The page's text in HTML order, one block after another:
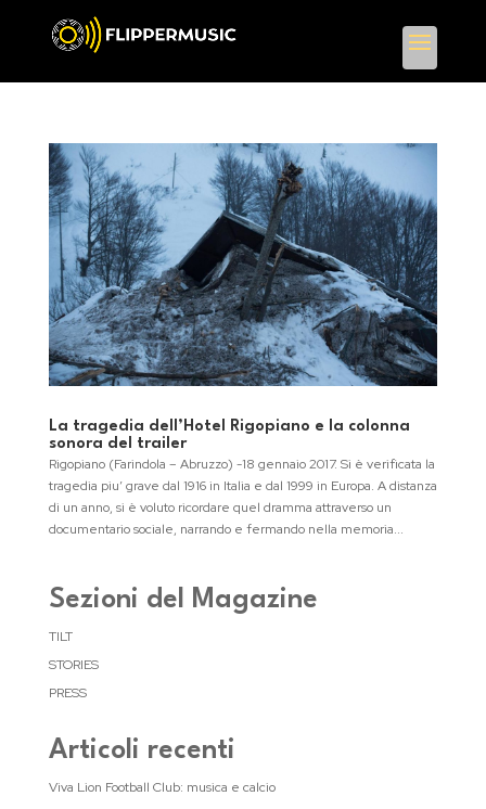
La tragedia dell’Hotel Rigopiano e la colonna
sonora del trailer
Rigopiano (Farindola – Abruzzo) -18 gennaio 2017. Si è verificata la
tragedia piu’ grave dal 1916 in Italia e dal 1999 in Europa. A distanza
di un anno, si è voluto ricordare quel dramma attraverso un
documentario sociale, narrando e fermando nella memoria...
Sezioni del Magazine
TILT
STORIES
PRESS
Articoli recenti
Viva Lion Football Club: musica e calcio